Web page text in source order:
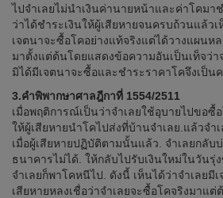
ไปจำเลยไม่นำเงินค่านายหน้าและค่าโคมา
ว่าได้ชำระเงินให้ผู้เสียหายจนครบถ้วนแล้วเ
เจตนาจะซื้อโคอย่างแท้จริงแต่ได้วางแผนห
มาตั้งแต่ต้นโดยแสดงข้อความอันเป็นเท็จว่า
มิได้มีเจตนาจะซื้อและชำระราคาโคจึงเป็น
3.คำพิพากษาศาลฎีกาที่ 1554/2511
เมื่อพฤติการณ์เป็นว่าจำเลยใช้อุบายไปขอซื้
ให้ผู้เสียหายนำโคไปส่งที่บ้านจำเลย.แล้วจำ
เมื่อผู้เสียหายปฏิบัติตามนั้นแล้ว. จำเลยกลับบ่
ธนาคารไม่ได้. ให้กลับไปรับเงินใหม่ในวันรุ่
จำเลยก็พาโคหนีไป. ดังนี้ เห็นได้ว่าจำเลยมี
เสียหายหลงเชื่อว่าจำเลยจะซื้อโคจริงมาแ